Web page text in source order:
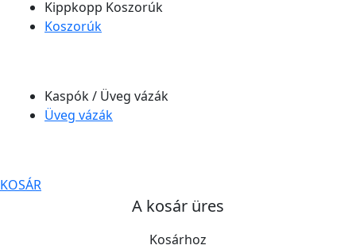
Kippkopp Koszorúk
Koszorúk
Kaspók / Üveg vázák
Üveg vázák
KOSÁR
A kosár üres
Kosárhoz